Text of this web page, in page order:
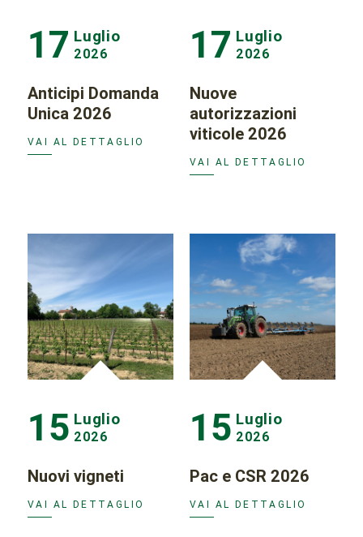
17 Luglio
2026
Anticipi Domanda
Unica 2026
VAI AL DETTAGLIO
17 Luglio
2026
Nuove
autorizzazioni
viticole 2026
VAI AL DETTAGLIO
15 Luglio
2026
Nuovi vigneti
VAI AL DETTAGLIO
15 Luglio
2026
Pac e CSR 2026
VAI AL DETTAGLIO